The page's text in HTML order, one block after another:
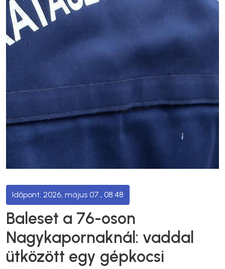
2026. május 07., 08:48
Baleset a 76-oson
Nagykapornaknál: vaddal
ütközött egy gépkocsi